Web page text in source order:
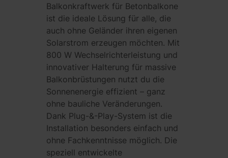
Balkonkraftwerk für Betonbalkone
ist die ideale Lösung für alle, die
auch ohne Geländer ihren eigenen
Solarstrom erzeugen möchten. Mit
800 W Wechselrichterleistung und
innovativer Halterung für massive
Balkonbrüstungen nutzt du die
Sonnenenergie effizient – ganz
ohne bauliche Veränderungen.
Dank Plug-&-Play-System ist die
Installation besonders einfach und
ohne Fachkenntnisse möglich. Die
speziell entwickelte